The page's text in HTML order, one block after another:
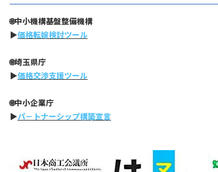
🌐中小機構基盤整備機構
▶価格転嫁検討ツール
🌐埼玉県庁
▶価格交渉支援ツール
🌐中小企業庁
▶パ－トナーシップ構築宣言